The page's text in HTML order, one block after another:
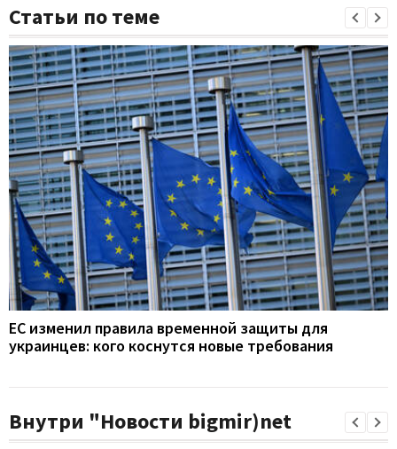
Статьи по теме
ЕС изменил правила временной защиты для
украинцев: кого коснутся новые требования
Внутри "Новости bigmir)net